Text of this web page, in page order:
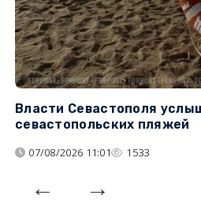
Власти Севастополя
севастопольских пляжей
07/08/2026 11:01 1533